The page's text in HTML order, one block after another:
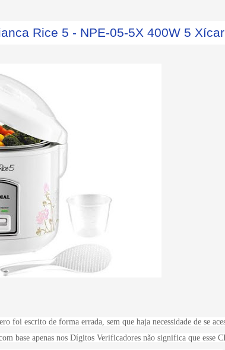
Rice 5 - NPE-05-5X 400W 5
foi escrito de forma errada, sem que haja necessidade de se
base apenas nos Dígitos Verificadores não significa que esse